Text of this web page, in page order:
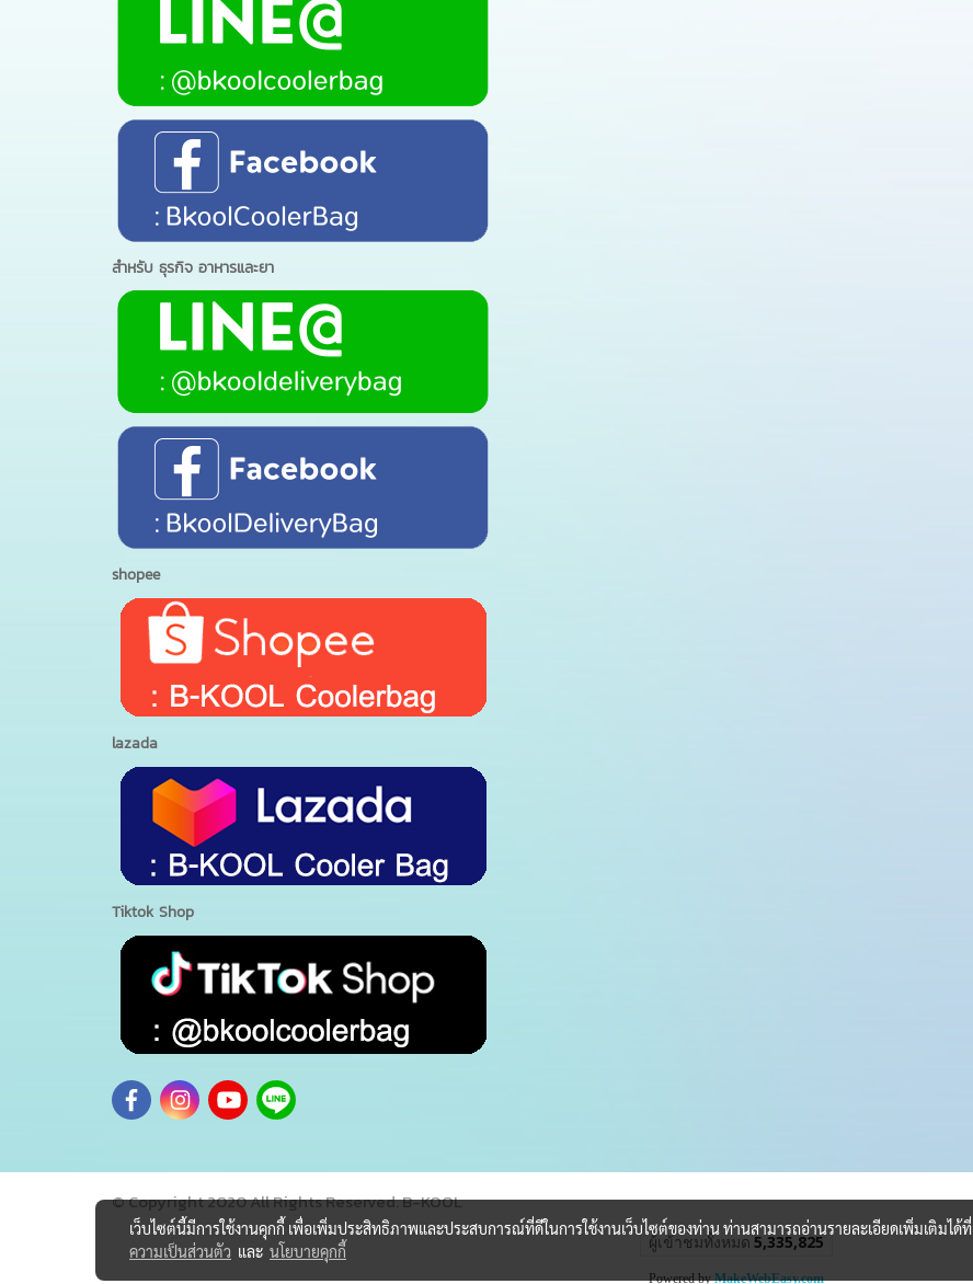
สำหรับ ธุรกิจ อาหารและยา
shopee
lazada
Tiktok Shop
© Copyright 2020 All Rights Reserved. B-KOOL
ผู้เข้าชมวันนี้ 1
Powered byMakeWebEasy.com
เว็บไซต์นี้มีการใช้งานคุกกี้ เพื่อเพิ่มประสิทธิภาพและประสบการณ์ที่ดีในการใช้งานเว็บไซต์ของท่าน ท่านสามารถอ่านรายละเอียดเพิ่มเติมได้ที่
ความเป็นส่วนตัว และ นโยบายคุกกี้